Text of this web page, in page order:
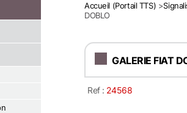
Accueil (Portail TTS) >
DOBLO
GALERIE FIAT
Ref : 24568